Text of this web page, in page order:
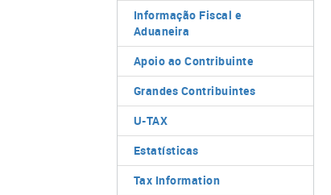
Informação Fiscal e
Aduaneira
Apoio ao Contribuinte
Grandes Contribuintes
U-TAX
Estatísticas
Tax Information